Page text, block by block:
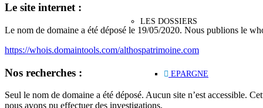
LES DOSSIERS
EPARGNE
Le site internet :
Le nom de domaine a été déposé le 19/05/2020. Nous publions le
https://whois.domaintools.com/althospatrimoine.com
Nos recherches :
Seul le nom de domaine a été déposé. Aucun site n’est accessible.
nous avons pu effectuer des investigations.